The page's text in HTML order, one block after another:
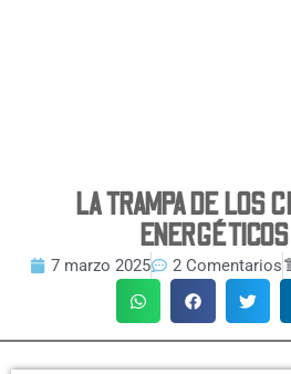
LA TRAMPA DE LOS
7 marzo 2025 2 Comentarios